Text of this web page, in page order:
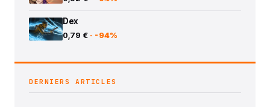
Dex
0,79 € · -94%
DERNIERS ARTICLES